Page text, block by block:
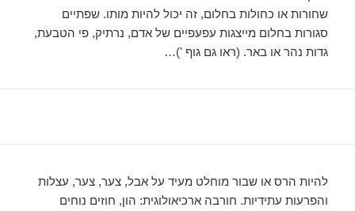
שחורות או כחולות בחלום, זה יכול להיות מותו. שפתיים
סגורות בחלום מייצגות עפעפיים של אדם, נרתיק, פי הטבעת,
גדות נהר או באר. (ראו גם גוף ')…
להיות הרס או שבור מוחלט מעיד על אבל, צער, צער, עצלות
והפרעות עתידיות. חורבה ארכיאולוגית: הון, חוזים נוחים